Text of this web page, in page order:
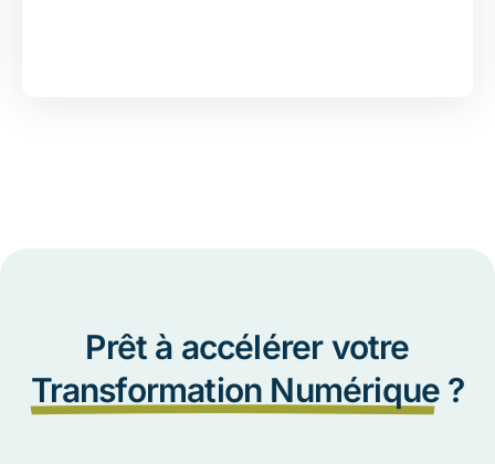
Prêt à accélérer votre
Transformation Numérique ?